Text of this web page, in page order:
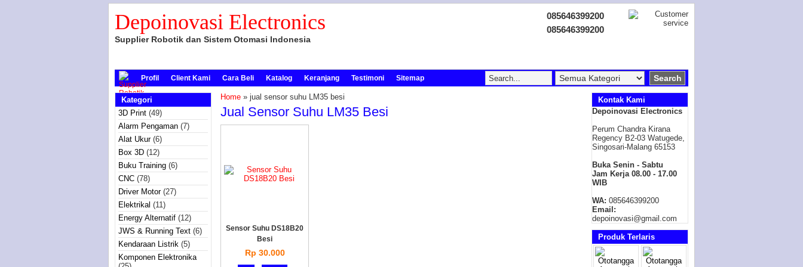
Depoinovasi Electronics
Supplier Robotik dan Sistem Otomasi Indonesia
085646399200
085646399200
Profil Client Kami Cara Beli Katalog Keranjang Testimoni Sitemap
Kategori
3D Print (49)
Alarm Pengaman (7)
Alat Ukur(6)
Box 3D (12)
Buku Training (6)
CNC (78)
Driver Motor(27)
Elektrikal (11)
Energy Alternatif (12)
JWS & Running Text (6)
Kendaraan Listrik (5)
Komponen Elektronika
Home » jual sensor suhu LM35 besi
Jual Sensor Suhu LM35 Besi
Sensor Suhu DS18B20
Besi
Rp 30.000
Kontak Kami
Depoinovasi Electronics
Perum Chandra Kirana
Regency B2-03 Watugede,
Singosari-Malang 65153
Buka Senin - Sabtu
Jam Kerja 08.00 - 17.00
WIB
WA: 085646399200
Email:
depoinovasi@gmail.com
Produk Terlaris